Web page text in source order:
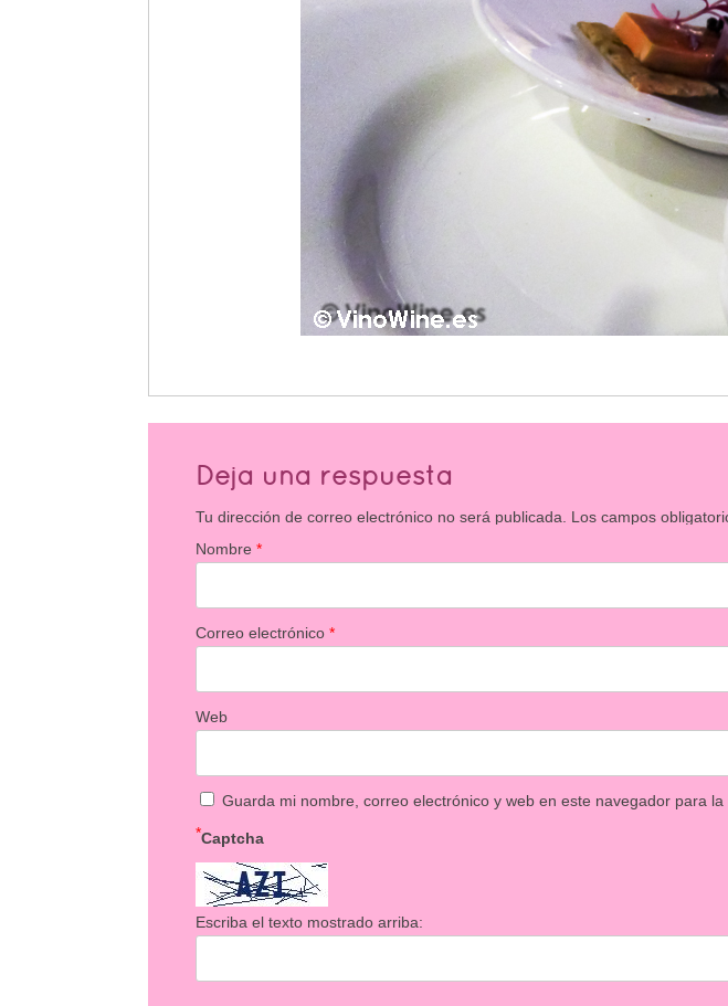
Deja una respuesta
Tu dirección de correo electrónico no será publicada. Los campos
Nombre*
Correo electrónico*
Web
Guarda mi nombre, correo electrónico y web en este navegador para
Captcha
*
Escriba el texto mostrado arriba: